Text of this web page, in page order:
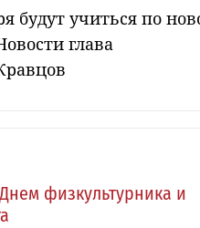
будут учиться по
глава
физкультурника и